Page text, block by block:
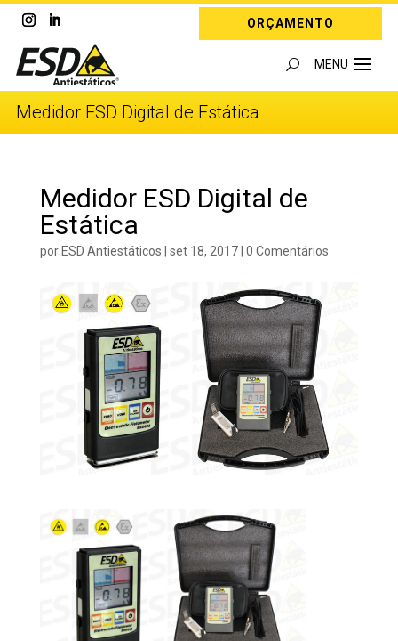
ORÇAMENTO
Medidor ESD Digital de Estática
Medidor ESD Digital de
Estática
porESD Antiestáticos | set 18, 2017| 0 Comentários